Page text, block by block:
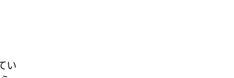
い